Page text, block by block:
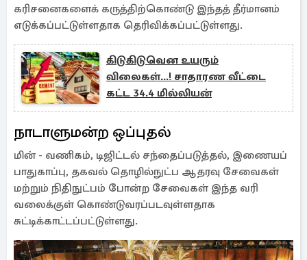
கரிசனைகளைக் கருத்திற்கொண்டு இந்தத் தீர்மானம்
எடுக்கப்பட்டுள்ளதாக தெரிவிக்கப்பட்டுள்ளது.
கிடுகிடுவென உயரும்
விலைகள்...! சாதாரண வீட்டை
கட்ட 34.4 மில்லியன்
நாடாளுமன்ற ஒப்புதல்
மின் - வணிகம், டிஜிட்டல் சந்தைப்படுத்தல், இணையப்
பாதுகாப்பு, தகவல் தொழில்நுட்ப ஆதரவு சேவைகள்
மற்றும் நிதிநுட்பம் போன்ற சேவைகள் இந்த வரி
வலைக்குள் கொண்டுவரப்படவுள்ளதாக
சுட்டிக்காட்டப்பட்டுள்ளது.